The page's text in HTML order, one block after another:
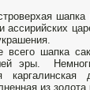
ассирийских
шапка
Немногим
из